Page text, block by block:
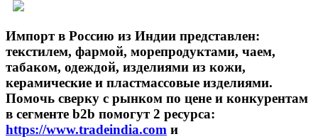
Импорт в Россию из Индии представлен:
текстилем, фармой, морепродуктами, чаем,
табаком, одеждой, изделиями из кожи,
керамические и пластмассовые изделиями.
Помочь сверку с рынком по цене и конкурентам
в сегменте b2b помогут 2 ресурса:
https://www.tradeindia.com и